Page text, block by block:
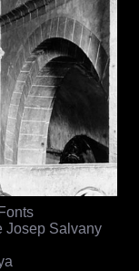
Josep Salvany